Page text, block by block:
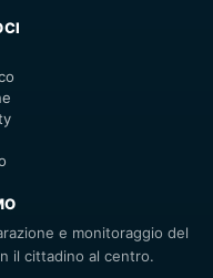
e monitoraggio del
il cittadino al centro.